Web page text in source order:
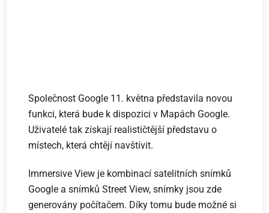
Společnost Google 11. května představila novou
funkci, která bude k dispozici v Mapách Google.
Uživatelé tak získají realističtější představu o
místech, která chtějí navštívit.
Immersive View je kombinací satelitních snímků
Google a snímků Street View, snímky jsou zde
generovány počítačem. Díky tomu bude možné si